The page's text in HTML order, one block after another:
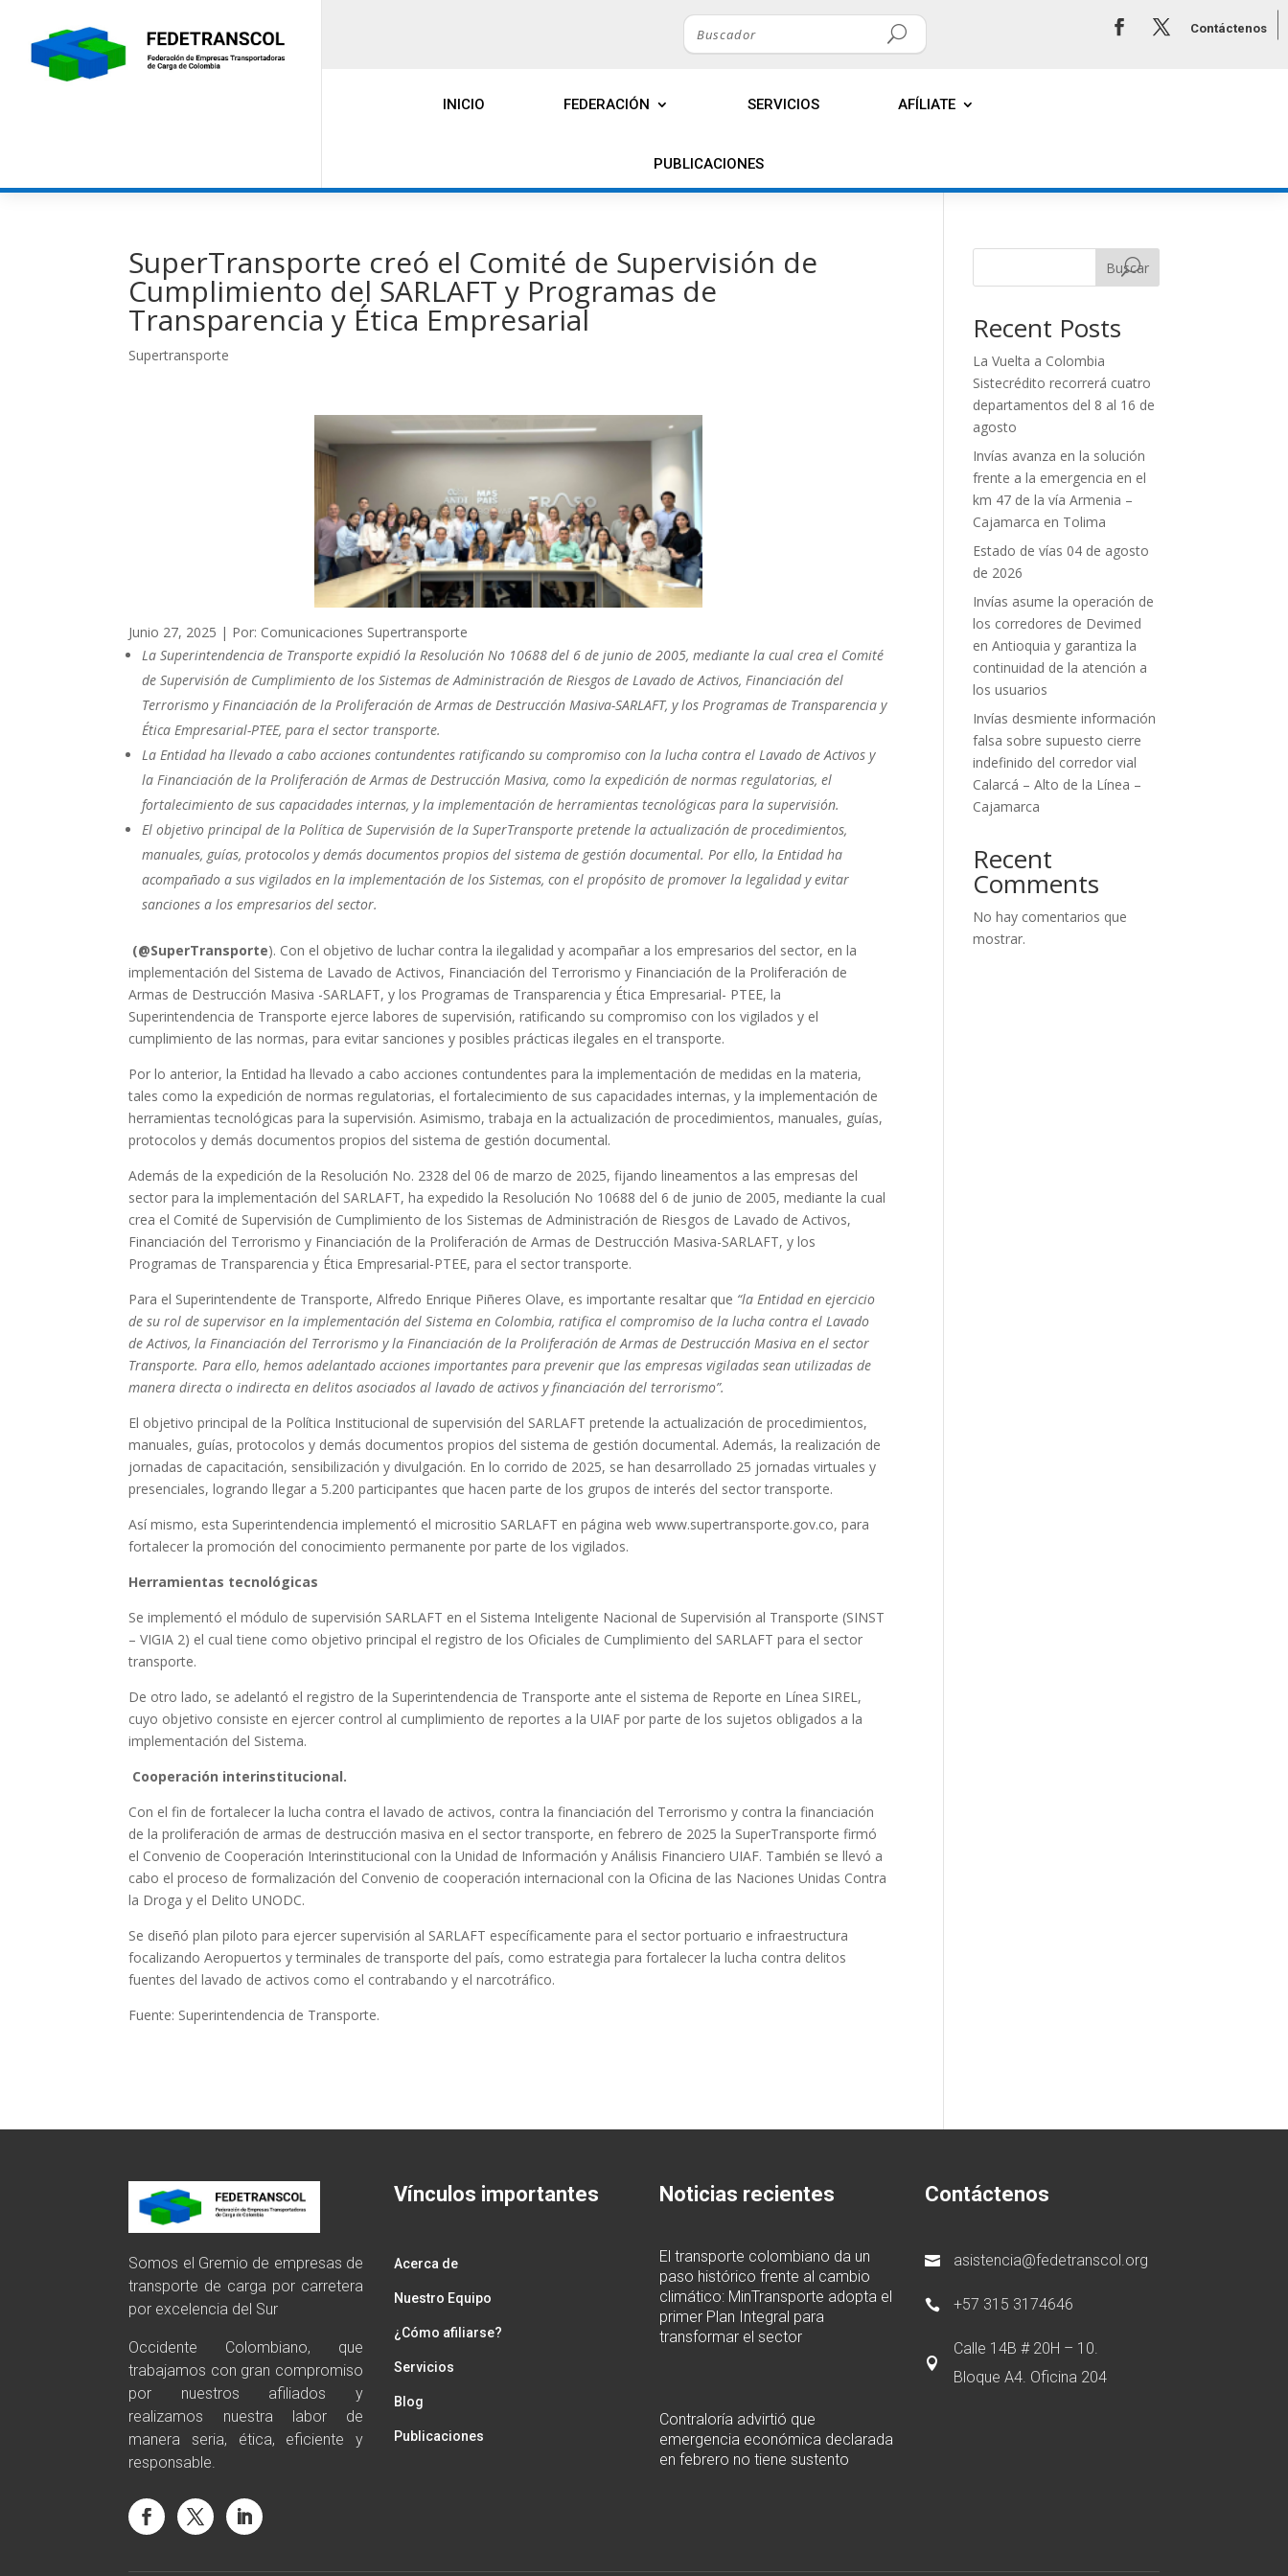
Contáctenos
INICIO FEDERACIÓN SERVICIOS AFÍLIATE
PUBLICACIONES
SuperTransporte creó el Comité de Supervisión de
Cumplimiento del SARLAFT y Programas de
Transparencia y Ética Empresarial
Supertransporte
Junio 27, 2025 | Por: Comunicaciones Supertransporte
La Superintendencia de Transporte expidió la Resolución No 10688 del 6 de junio de 2005, mediante la cual crea el Comité
de Supervisión de Cumplimiento de los Sistemas de Administración de Riesgos de Lavado de Activos, Financiación del
Terrorismo y Financiación de la Proliferación de Armas de Destrucción Masiva-SARLAFT, y los Programas de Transparencia y
Ética Empresarial-PTEE, para el sector transporte.
La Entidad ha llevado a cabo acciones contundentes ratificando su compromiso con la lucha contra el Lavado de Activos y
la Financiación de la Proliferación de Armas de Destrucción Masiva, como la expedición de normas regulatorias, el
fortalecimiento de sus capacidades internas, y la implementación de herramientas tecnológicas para la supervisión.
El objetivo principal de la Política de Supervisión de la SuperTransportepretende la actualización de procedimientos,
manuales, guías, protocolos y demás documentos propios del sistema de gestión documental. Por ello, la Entidad ha
acompañado a sus vigilados en la implementación de los Sistemas, con el propósito de promover la legalidad y evitar
sanciones a los empresarios del sector.
(@SuperTransporte). Con el objetivo de luchar contra la ilegalidad y acompañar a los empresarios del sector, en la
implementación del Sistema de Lavado de Activos, Financiación del Terrorismo y Financiación de la Proliferación de
Armas de Destrucción Masiva -SARLAFT, y los Programas de Transparencia y Ética Empresarial- PTEE, la
Superintendencia de Transporte ejerce labores de supervisión, ratificando su compromiso con los vigilados y el
cumplimiento de las normas, para evitar sanciones y posibles prácticas ilegales en el transporte.
Por lo anterior, la Entidad ha llevado a cabo acciones contundentes para la implementación de medidas en la materia,
tales como la expedición de normas regulatorias, el fortalecimiento de sus capacidades internas, y la implementación de
herramientas tecnológicas para la supervisión. Asimismo, trabaja en la actualización de procedimientos, manuales, guías,
protocolos y demás documentos propios del sistema de gestión documental.
Además de la expedición de la Resolución No. 2328 del 06 de marzo de 2025, fijando lineamentos a las empresas del
sector para la implementación del SARLAFT, ha expedido la Resolución No 10688 del 6 de junio de 2005, mediante la cual
crea el Comité de Supervisión de Cumplimiento de los Sistemas de Administración de Riesgos de Lavado de Activos,
Financiación del Terrorismo y Financiación de la Proliferación de Armas de Destrucción Masiva-SARLAFT, y los
Programas de Transparencia y Ética Empresarial-PTEE, para el sector transporte.
Para el Superintendente de Transporte, Alfredo Enrique Piñeres Olave, es importante resaltar que “la Entidad en ejercicio
de su rol desupervisor en la implementación del Sistema en Colombia, ratifica el compromiso de la lucha contra el Lavado
de Activos, la Financiación del Terrorismo y la Financiación de la Proliferación de Armas de Destrucción Masiva en el sector
Transporte. Para ello, hemos adelantado acciones importantes paraprevenir que las empresas vigiladas sean utilizadas de
manera directa o indirecta en delitos asociados al lavado de activos y financiación del terrorismo”.
El objetivo principal de la Política Institucional de supervisión del SARLAFT pretende la actualización de procedimientos,
manuales, guías, protocolos y demás documentos propios del sistema de gestión documental. Además, la realización de
jornadas de capacitación, sensibilización y divulgación. En lo corrido de 2025, se han desarrollado 25 jornadas virtuales y
presenciales, logrando llegar a 5.200 participantes que hacen parte de los grupos de interés del sector transporte.
Así mismo, esta Superintendencia implementó el micrositio SARLAFT en página web www.supertransporte.gov.co, para
fortalecer la promoción del conocimiento permanente por parte de los vigilados.
Herramientas tecnológicas
Se implementó el módulo de supervisión SARLAFT en el Sistema Inteligente Nacional de Supervisión al Transporte (SINST
– VIGIA 2) el cual tiene como objetivo principal el registro de los Oficiales de Cumplimiento del SARLAFT para el sector
transporte.
De otro lado, se adelantó el registro de la Superintendencia de Transporte ante el sistema de Reporte en Línea SIREL,
cuyo objetivo consiste en ejercer control al cumplimiento de reportes a la UIAF por parte de los sujetos obligados a la
implementación del Sistema.
Cooperación interinstitucional.
Con el fin de fortalecer la lucha contra el lavado de activos, contra la financiación del Terrorismo y contra la financiación
de la proliferación de armas de destrucción masiva en el sector transporte, en febrero de 2025 la SuperTransporte firmó
el Convenio de Cooperación Interinstitucional con la Unidad de Información y Análisis Financiero UIAF. También se llevó a
cabo el proceso de formalización del Convenio de cooperación internacional con la Oficina de las Naciones Unidas Contra
la Droga y el Delito UNODC.
Se diseñó plan piloto para ejercer supervisión al SARLAFT específicamente para el sector portuario e infraestructura
focalizando Aeropuertos y terminales de transporte del país, como estrategia para fortalecer la lucha contra delitos
fuentes del lavado de activos como el contrabando y el narcotráfico.
Fuente: Superintendencia de Transporte.
Buscar
Recent Posts
La Vuelta a Colombia
Sistecrédito recorrerá cuatro
departamentos del 8 al 16 de
agosto
Invías avanza en la solución
frente a la emergencia en el
km 47 de la vía Armenia –
Cajamarca en Tolima
Estado de vías 04 de agosto
de 2026
Invías asume la operación de
los corredores de Devimed
en Antioquia y garantiza la
continuidad de la atención a
los usuarios
Invías desmiente información
falsa sobre supuesto cierre
indefinido del corredor vial
Calarcá – Alto de la Línea –
Cajamarca
Recent
Comments
No hay comentarios que
mostrar.
Somos el Gremio de empresas de
transporte de carga por carretera
por excelencia del Sur
Occidente Colombiano, que
trabajamos con gran compromiso
por nuestros afiliados y
realizamos nuestra labor de
manera seria, ética, eficiente y
responsable.
Vínculos importantes
Acerca de
Nuestro Equipo
¿Cómo afiliarse?
Servicios
Blog
Publicaciones
Noticias recientes
El transporte colombiano da un
paso histórico frente al cambio
climático: MinTransporte adopta el
primer Plan Integral para
transformar el sector
Contraloría advirtió que
emergencia económica declarada
en febrero no tiene sustento
Contáctenos
 asistencia@fedetranscol.org
 +57 315 3174646

Calle 14B # 20H – 10.
Bloque A4. Oficina 204